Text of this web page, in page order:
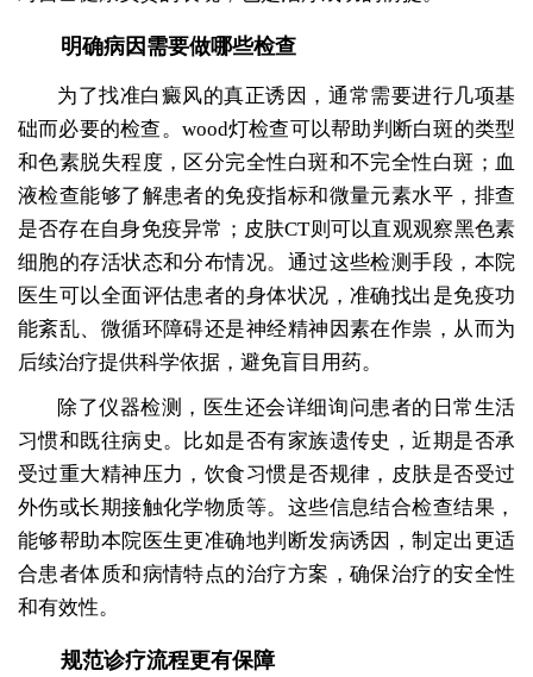
明确病因需要做哪些检查
为了找准白癜风的真正诱因，通常需要进行几项基
础而必要的检查。wood灯检查可以帮助判断白斑的类型
和色素脱失程度，区分完全性白斑和不完全性白斑；血
液检查能够了解患者的免疫指标和微量元素水平，排查
是否存在自身免疫异常；皮肤CT则可以直观观察黑色素
细胞的存活状态和分布情况。通过这些检测手段，本院
医生可以全面评估患者的身体状况，准确找出是免疫功
能紊乱、微循环障碍还是神经精神因素在作祟，从而为
后续治疗提供科学依据，避免盲目用药。
除了仪器检测，医生还会详细询问患者的日常生活
习惯和既往病史。比如是否有家族遗传史，近期是否承
受过重大精神压力，饮食习惯是否规律，皮肤是否受过
外伤或长期接触化学物质等。这些信息结合检查结果，
能够帮助本院医生更准确地判断发病诱因，制定出更适
合患者体质和病情特点的治疗方案，确保治疗的安全性
和有效性。
规范诊疗流程更有保障